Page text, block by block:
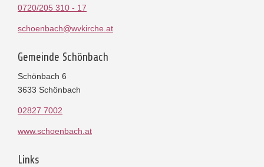
0720/205 310 - 17
schoenbach@wvkirche.at
Gemeinde Schönbach
Schönbach 6
3633 Schönbach
02827 7002
www.schoenbach.at
Links